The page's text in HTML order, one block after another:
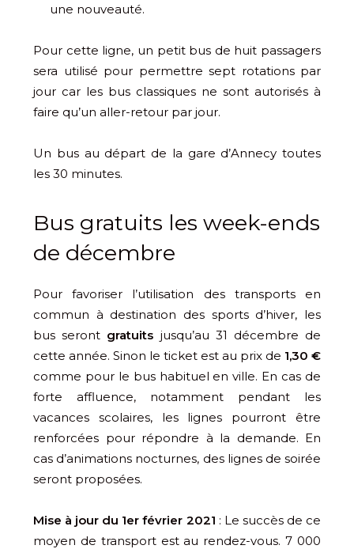
une nouveauté.
Pour cette ligne, un petit bus de huit passagers
sera utilisé pour permettre sept rotations par
jour car les bus classiques ne sont autorisés à
faire qu’un aller-retour par jour.
Un bus au départ de la gare d’Annecy toutes
les 30 minutes.
Bus gratuits les week-ends
de décembre
Pour favoriser l’utilisation des transports en
commun à destination des sports d’hiver, les
bus seront gratuits jusqu’au 31 décembre de
cette année. Sinon le ticket est au prix de 1,30 €
comme pour le bus habituel en ville. En cas de
forte affluence, notamment pendant les
vacances scolaires, les lignes pourront être
renforcées pour répondre à la demande. En
cas d’animations nocturnes, des lignes de soirée
seront proposées.
Mise à jour du 1er février 2021 : Le succès de ce
moyen de transport est au rendez-vous. 7 000